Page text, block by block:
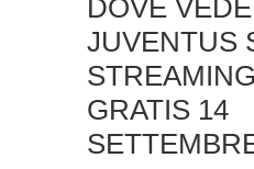
DOVE
JUVENTUS
GRATIS 14